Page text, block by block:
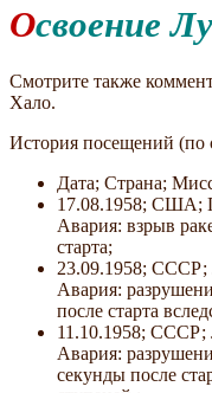
Освоение
Смотрите также
Хало.
История посещений (по
Дата; Страна;
17.08.1958; США;
Авария: взрыв
старта;
23.09.1958; СССР;
Авария:
после старта
11.10.1958; СССР;
Авария:
секунды после